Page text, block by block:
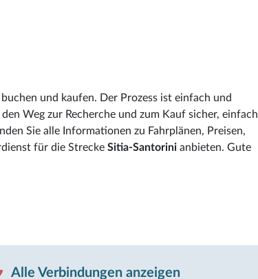
buchen und kaufen. Der Prozess ist einfach und
Weg zur Recherche und zum Kauf sicher, einfach
Sie alle Informationen zu Fahrplänen, Preisen,
für die Strecke Sitia-Santorini anbieten. Gute
Alle Verbindungen anzeigen